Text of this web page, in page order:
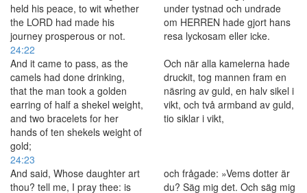
held his peace, to wit whether
the LORD had made his
journey prosperous or not.
under tystnad och undrade
om HERREN hade gjort hans
resa lyckosam eller icke.
24:22
And it came to pass, as the
camels had done drinking,
that the man took a golden
earring of half a shekel weight,
and two bracelets for her
hands of ten shekels weight of
gold;
Och när alla kamelerna hade
druckit, tog mannen fram en
näsring av guld, en halv sikel i
vikt, och två armband av guld,
tio siklar i vikt,
24:23
And said, Whose daughter art
thou? tell me, I pray thee: is
och frågade: »Vems dotter är
du? Säg mig det. Och säg mig